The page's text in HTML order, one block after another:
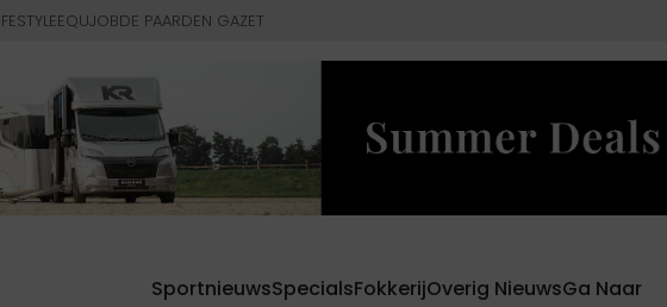
EQUJOBDE PAARDEN GAZET
SportnieuwsSpecialsFokkerijOverig NieuwsGa Naar